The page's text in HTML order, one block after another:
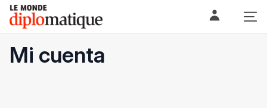
Skip
content
Le monde diplomatique
Mi cuenta